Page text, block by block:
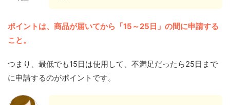
ポイントは、商品が届いてから「15～25日」の間に申請する
こと。
つまり、最低でも15日は使用して、不満足だったら25日まで
に申請するのがポイントです。